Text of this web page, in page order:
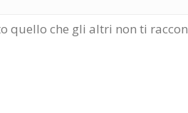
quello che gli altri non ti